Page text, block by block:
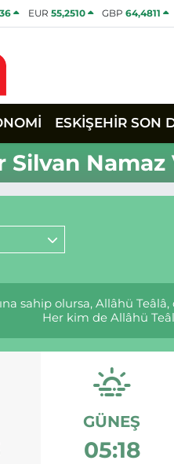
EUR 55,2510 GBP64,4811
ESKİŞEHİR SON
Silvan
sahip olursa, Allâhü
Her kim de Allâhü
GÜNEŞ
05:18